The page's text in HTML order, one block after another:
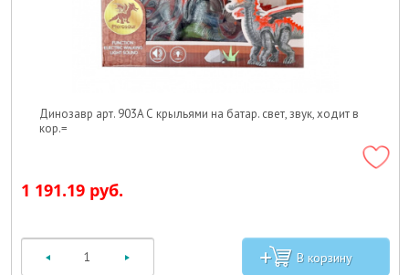
Динозавр арт. 903A С крыльями на батар. свет, звук, ходит в
кор.=
1 191.19 руб.